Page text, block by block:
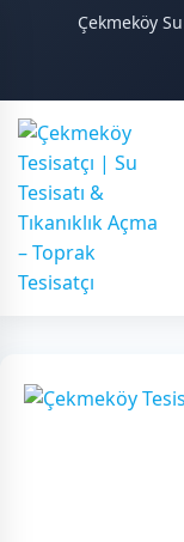
Çekmeköy
Etiket: